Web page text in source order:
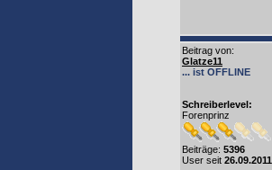
Beitrag von:
Glatze11
... ist OFFLINE
Schreiberlevel:
Forenprinz
Beiträge: 5396
User seit 26.09.2011